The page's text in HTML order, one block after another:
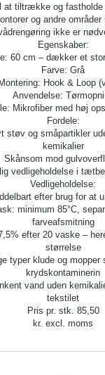
at tiltrække og fastholde
og andre
ikke er
Egenskaber:
60 cm – dækker et
Farve: Grå
Montering: Hook & Loop
Anvendelse:
Mikrofiber med høj
Fordele:
støv og småpartikler
kemikalier
Skånsom mod
vedligeholdelse i
Vedligeholdelse:
efter brug for at
minimum 85°C,
farveafsmitning
efter 20 vaske –
størrelse
typer klude og mopper
krydskontaminerin
vand uden
tekstilet
Pris pr. stk. 85,50
kr. excl. moms